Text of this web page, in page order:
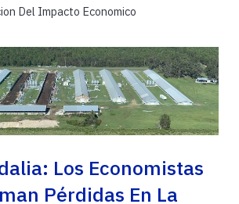
Del Impacto Economico
Los Economistas
Pérdidas En La